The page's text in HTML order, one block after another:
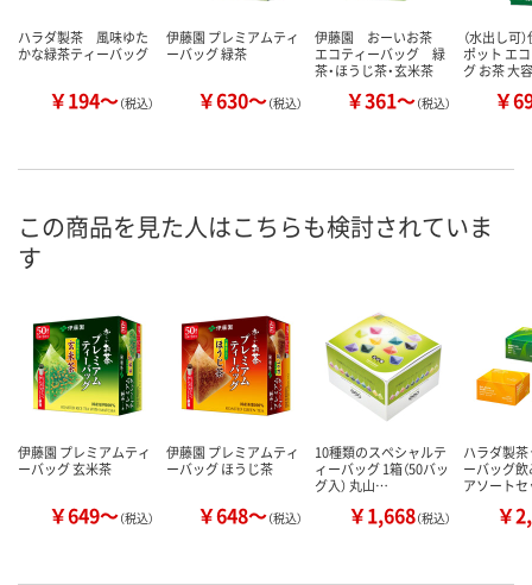
ハラダ製茶 風味ゆた
かな緑茶ティーバッグ
￥194～（税込）
伊藤園 プレミアムティ
ーバッグ 緑茶
￥630～（税込）
伊藤園 おーいお茶
エコティーバッグ 緑
茶・ほうじ茶・玄米茶
￥361～（税込）
（水出し可
ポット エ
グ お茶 大
￥
この商品を見た人はこちらも検討されていま
す
伊藤園 プレミアムティ
ーバッグ 玄米茶
￥649～（税込）
伊藤園 プレミアムティ
ーバッグ ほうじ茶
￥648～（税込）
10種類のスペシャルテ
ィーバッグ 1箱（50バッ
グ入） 丸山…
￥1,668（税込）
ハラダ製
ーバッグ
アソート
￥